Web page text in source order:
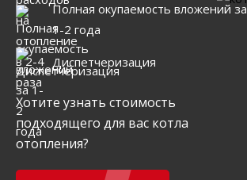
Полная окупаемость вложений за
1-2 года
Диспетчеризация
Хотите узнать стоимость
подходящего для вас котла
отопления?